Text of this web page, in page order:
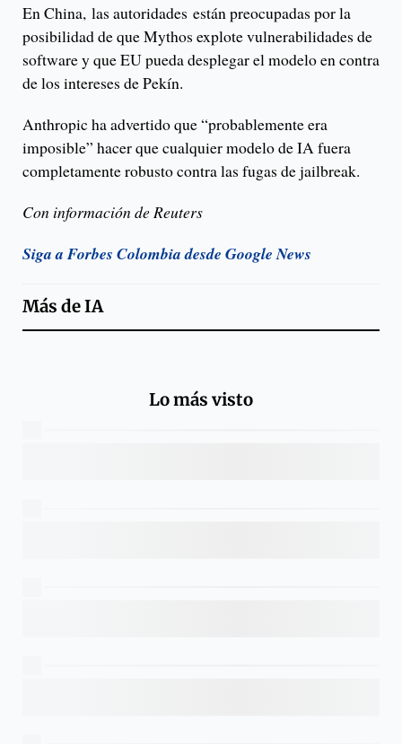
En China, las autoridades están preocupadas por la
posibilidad de que Mythos explote vulnerabilidades de
software y que EU pueda desplegar el modelo en contra
de los intereses de Pekín.
Anthropic ha advertido que “probablemente era
imposible” hacer que cualquier modelo de IA fuera
completamente robusto contra las fugas de jailbreak.
Con información de Reuters
Siga a Forbes Colombia desde Google News
Más deIA
Lo más visto